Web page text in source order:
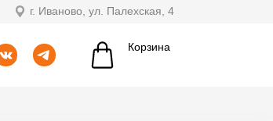
г. Иваново, ул. Палехская, 4
Корзина